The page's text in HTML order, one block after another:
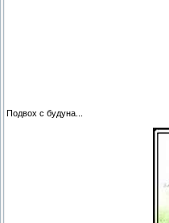
Подвох с будуна...